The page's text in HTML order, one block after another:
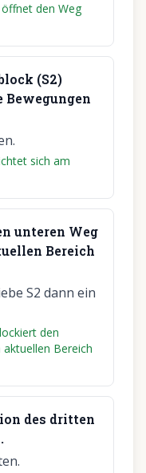
den Weg
(S2)
sich am
unteren Weg
Bereich
S2 dann ein
den
Bereich
des dritten